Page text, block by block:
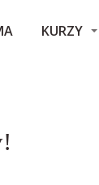
KURZY